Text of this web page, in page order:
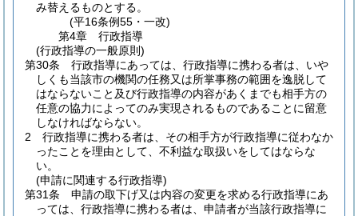
み替えるものとする。
(平16条例55・一改)
第4章
行政指導
(行政指導の一般原則)
第30条
行政指導にあっては、行政指導に携わる者は、いや
しくも当該市の機関の任務又は所掌事務の範囲を逸脱して
はならないこと及び行政指導の内容があくまでも相手方の
任意の協力によってのみ実現されるものであることに留意
しなければならない。
2
行政指導に携わる者は、その相手方が行政指導に従わなか
ったことを理由として、不利益な取扱いをしてはならな
い。
(申請に関連する行政指導)
第31条
申請の取下げ又は内容の変更を求める行政指導にあ
っては、行政指導に携わる者は、申請者が当該行政指導に